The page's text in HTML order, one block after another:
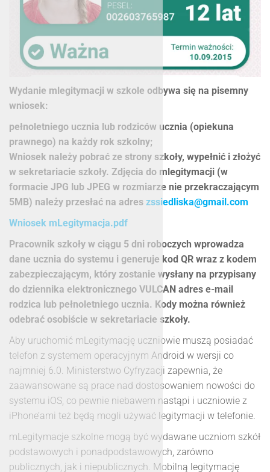
Wydanie mlegitymacji w szkole odbywa się na pisemny
wniosek:
pełnoletniego ucznia lub rodziców ucznia (opiekuna
prawnego) na każdy rok szkolny;
Wniosek należy pobrać ze strony szkoły, wypełnić i złożyć
w sekretariacie szkoły. Zdjęcia do mlegitymacji (w
formacie JPG lub JPEG w rozmiarze nie przekraczającym
5MB) należy przesłać na adres zssiedliska@gmail.com
Wniosek mLegitymacja.pdf
Pracownik szkoły w ciągu 5 dni roboczych wprowadza
dane ucznia do systemu i generuje kod QR wraz z kodem
zabezpieczającym, który zostanie wysłany na przypisany
do dziennika elektronicznego VULCAN adres e-mail
rodzica lub pełnoletniego ucznia. Kody można również
odebrać osobiście w sekretariacie szkoły.
Aby uruchomić mLegitymację uczniowie muszą posiadać
telefon z systemem operacyjnym Android w wersji co
najmniej 6.0. Ministerstwo Cyfryzacji zapewnia, że
zaawansowane są prace nad dostosowaniem nowości do
systemu iOS, co pewnie niebawem nastąpi i uczniowie z
iPhone’ami też będą mogli używać legitymacji w telefonie.
mLegitymacje szkolne mogą być wydawane uczniom szkół
podstawowych i ponadpodstawowych, zarówno
publicznych, jak i niepublicznych. Mobilną legitymację